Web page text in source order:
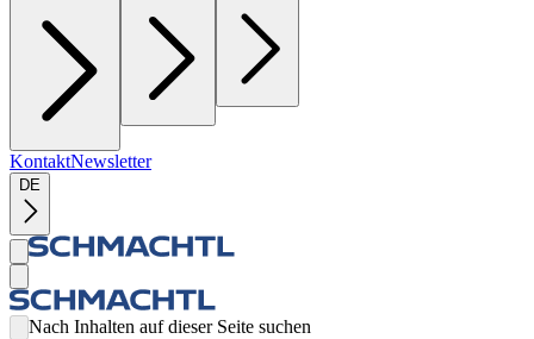
KontaktNewsletter
DE
Nach Inhalten auf dieser Seite suchen